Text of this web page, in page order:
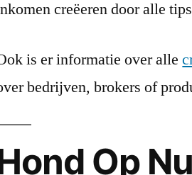
creëeren door alle
is er informatie over alle
bedrijven, brokers of
Op